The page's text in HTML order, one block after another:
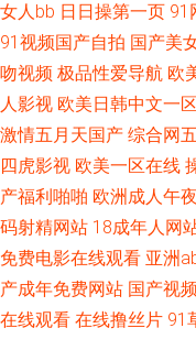
成人精品色 91老湿机免费
9999 麻豆小视频 影音先锋
品国产级国99 影音先锋岛国
料国产第一页吃 日韩三级
频在线观看 91n福利姬视频
口 91巨炮福利在线观看 超
女人bb 日日操第一页 91
91视频国产自拍 国产美
吻视频 极品性爱导航 欧
人影视 欧美日韩中文一区
激情五月天国产 综合网
四虎影视 欧美一区在线
产福利啪啪 欧洲成人午
码射精网站 18成年人网
免费电影在线观看 亚洲
产成年免费网站 国产视
在线观看 在线撸丝片 91